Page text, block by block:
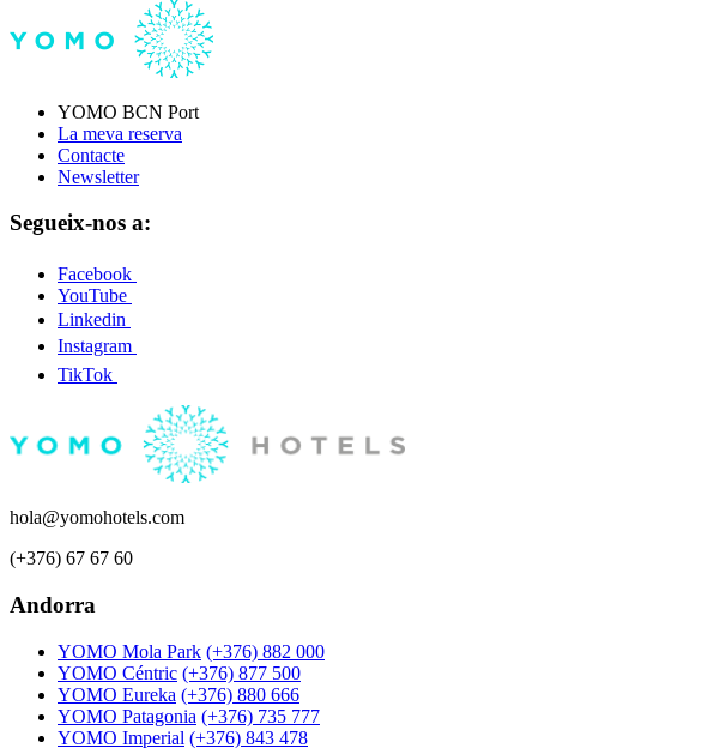
YOMO BCN Port
La meva reserva
Contacte
Newsletter
Segueix-nos a:
Facebook
YouTube
Linkedin
Instagram
TikTok
hola@yomohotels.com
(+376) 67 67 60
Andorra
YOMO Mola Park (+376) 882 000
YOMO Céntric (+376) 877 500
YOMO Eureka (+376) 880 666
YOMO Patagonia (+376) 735 777
YOMO Imperial (+376) 843 478